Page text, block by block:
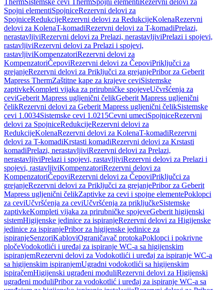
ThermSistemske cevi ThermSpojni elementi Rezervni delovi za
Spojni elementiSpojniceRezervni delovi za
SpojniceRedukcijeRezervni delovi za RedukcijeKolenaRezervni
delovi za KolenaT-komadiRezervni delovi za T-komadiPrelazi,
nerastavljiviRezervni delovi za Prelazi, nerastavljiviPrelazi i spojevi,
rastavljiviRezervni delovi za Prelazi i spojevi,
rastavljiviKompenzatoriRezervni delovi za
KompenzatoriČepoviRezervni delovi za ČepoviPriključci za
grejanjeRezervni delovi za Priključci za grejanjePribor za Geberit
Mapress ThermZaštitne kape za krajeve ceviSistemske
zaptivkeKompleti vijaka za prirubničke spojeveUčvršćenja za
ceviGeberit Mapress ugljenični čelikGeberit Mapress ugljenični
čelikRezervni delovi za Geberit Mapress ugljenični čelikSistemske
cevi 1.0034Sistemske cevi 1.0215Cevni umeciSpojniceRezervni
delovi za SpojniceRedukcijeRezervni delovi za
RedukcijeKolenaRezervni delovi za KolenaT-komadiRezervni
delovi za T-komadiKrstasti komadiRezervni delovi za Krstasti
komadiPrelazi, nerastavljiviRezervni delovi za Prelazi,
nerastavljiviPrelazi i spojevi, rastavljiviRezervni delovi za Prelazi i
spojevi, rastavljiviKompenzatoriRezervni delovi za
KompenzatoriČepoviRezervni delovi za ČepoviPriključci za
grejanjeRezervni delovi za Priključci za grejanjePribor za Geberit
Mapress ugljenični čelikZaptivke za cevi i spojne elementePoklopci
za ceviUčvršćenja za ceviUčvršćenja za priključkeSistemske
zaptivkeKompleti vijaka za prirubničke spojeveGeberit higijenski
sistemHigijenske jedinice za ispiranjeRezervni delovi za Higijenske
jedinice za ispiranjePribor za higijenske jedinice za
ispiranjeSenzoriKabloviOgraničavač protokaPoklopci i pokrivne
pločeVodokotlići i uređaj za ispiranje WC-a sa higijenskim
ispiranjemRezervni delovi za Vodokotlići i uređaj za ispiranje WC-a
sa higijenskim ispiranjemUgradni vodokotlići sa higijenskim
ispiračemHigijenski ugrađeni moduliRezervni delovi za Higijenski
ugrađeni moduliPribor za vodokotlić i uređaj za ispiranje WC-a sa